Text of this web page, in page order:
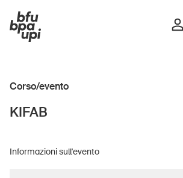
Sport e attività fisica
Edifici e impianti
Corso/evento
KIFAB
Informazioni sull'evento